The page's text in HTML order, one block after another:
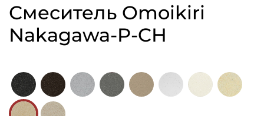
Смеситель Omoikiri
Nakagawa-P-CH